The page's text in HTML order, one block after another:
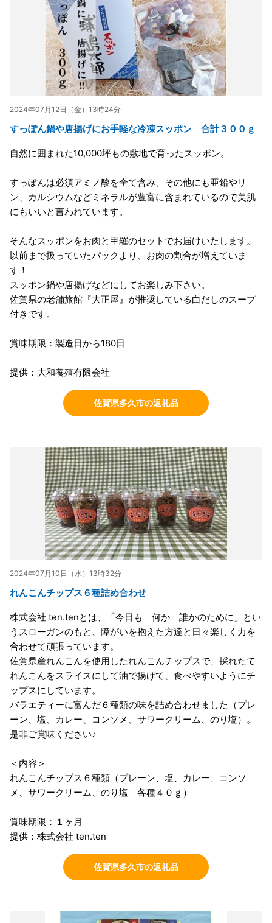
2024年07月12日（金）13時24分
すっぽん鍋や唐揚げにお手軽な冷凍スッポン 合計３００ｇ
自然に囲まれた10,000坪もの敷地で育ったスッポン。
すっぽんは必須アミノ酸を全て含み、その他にも亜鉛やリ
ン、カルシウムなどミネラルが豊富に含まれているので美肌
にもいいと言われています。
そんなスッポンをお肉と甲羅のセットでお届けいたします。
以前まで扱っていたパックより、お肉の割合が増えていま
す！
スッポン鍋や唐揚げなどにしてお楽しみ下さい。
佐賀県の老舗旅館『大正屋』が推奨している白だしのスープ
付きです。
賞味期限：製造日から180日
提供：大和養殖有限会社
佐賀県多久市の返礼品
2024年07月10日（水）13時32分
れんこんチップス６種詰め合わせ
株式会社 ten.tenとは、「今日も 何か 誰かのために」とい
うスローガンのもと、障がいを抱えた方達と日々楽しく力を
合わせて頑張っています。
佐賀県産れんこんを使用したれんこんチップスで、採れたて
れんこんをスライスにして油で揚げて、食べやすいようにチ
ップスにしています。
バラエティーに富んだ６種類の味を詰め合わせました（プレ
ーン、塩、カレー、コンソメ、サワークリーム、のり塩）。
是非ご賞味ください♪
＜内容＞
れんこんチップス６種類（プレーン、塩、カレー、コンソ
メ、サワークリーム、のり塩 各種４０ｇ）
賞味期限：１ヶ月
提供：株式会社 ten.ten
佐賀県多久市の返礼品